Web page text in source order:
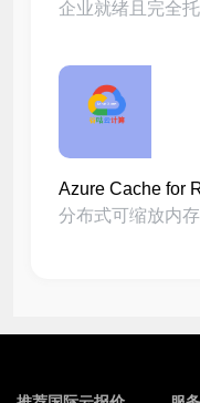
企业就绪且完全
Azure Cache for
分布式可缩放内